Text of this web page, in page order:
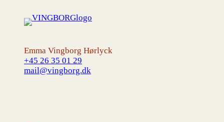
Emma Vingborg Hørlyck
+45 26 35 01 29
mail@vingborg.dk